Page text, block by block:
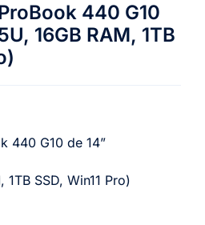
440 G10
16GB RAM, 1TB
440 G10 de 14”
1TB SSD, Win11 Pro)